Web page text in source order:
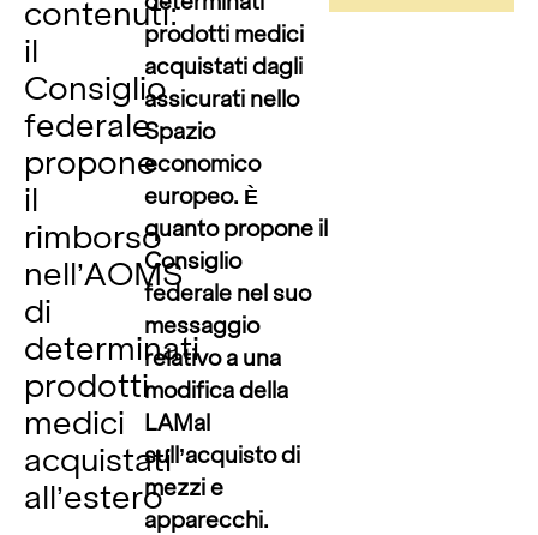
contenuti:
il
Consiglio
federale
propone
il
rimborso
nell’AOMS
di
determinati
prodotti
medici
acquistati
all’estero
prodotti medici
acquistati dagli
assicurati nello
Spazio
economico
europeo. È
quanto propone il
Consiglio
federale nel suo
messaggio
relativo a una
modifica della
LAMal
sull’acquisto di
mezzi e
apparecchi.